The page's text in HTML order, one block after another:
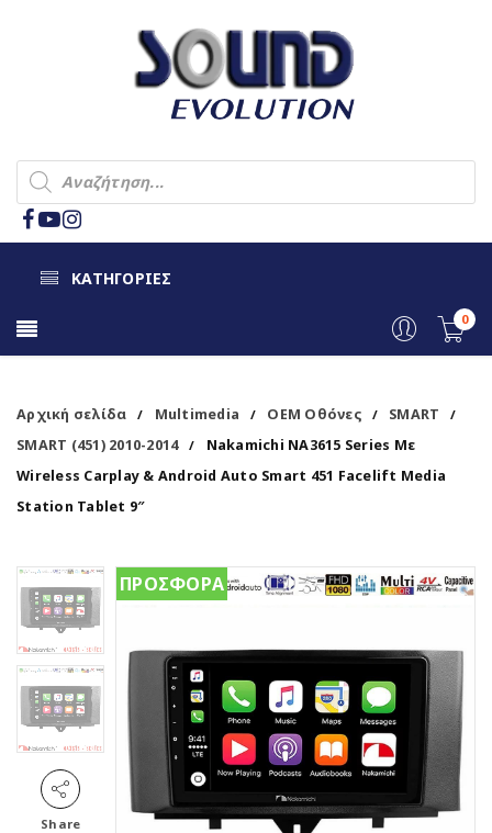
ΚΑΤΗΓΟΡΙΕΣ
0
Αρχική σελίδα / Multimedia / OEM Οθόνες / SMART /
SMART (451) 2010-2014 /
Nakamichi NA3615 Series Με
Wireless Carplay & Android Auto Smart 451 Facelift Media
Station Tablet 9″
Share
ΠΡΟΣΦΟΡΑ